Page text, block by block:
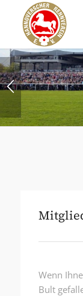
Wenn
Bult